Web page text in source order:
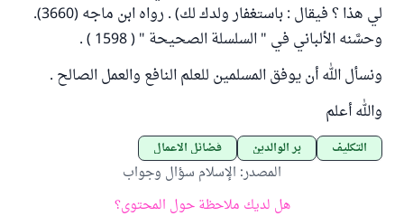
لي هذا ؟ فيقال : باستغفار ولدك لك) . ‌رواه ابن ماجه (3660).
وحسَّنه الألباني في " السلسلة الصحيحة " ( 1598 ) .
ونسأل الله أن يوفق المسلمين للعلم النافع والعمل الصالح .
والله أعلم
التكليف بر الوالدين فضائل الأعمال
المصدر: الإسلام سؤال وجواب
هل لديك ملاحظة حول المحتوى؟